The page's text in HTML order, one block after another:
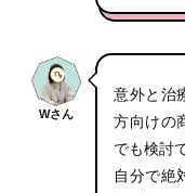
Wさん
意外と治
方向けの
でも検討
自分で絶